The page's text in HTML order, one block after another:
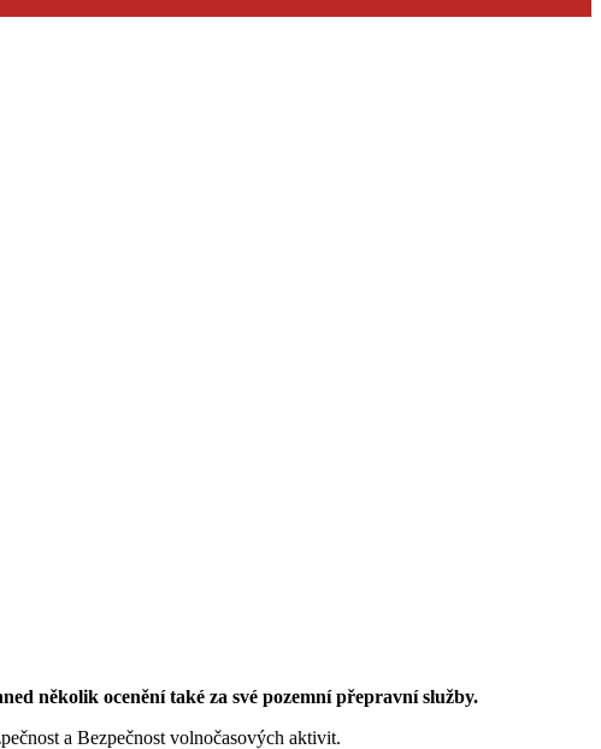
několik ocenění také za své pozemní přepravní služby.
a Bezpečnost volnočasových aktivit.